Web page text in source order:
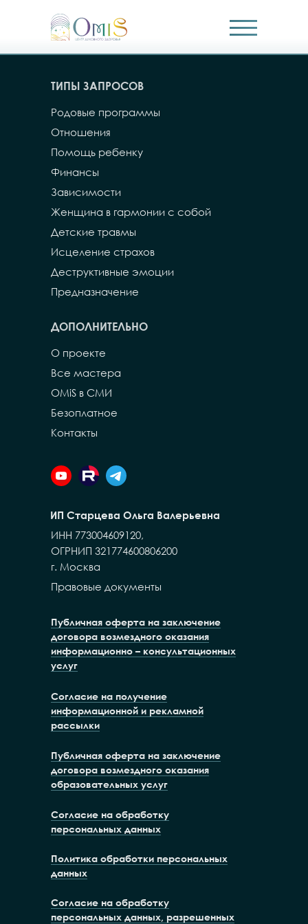
О проекте
Безоплатное
Контакты
ДОПОЛНИТЕЛЬНО
Родовые программы
Отношения
Помощь ребенку
Финансы
ТИПЫ ЗАПРОСОВ
Женщина в гармонии с собой
Детские травмы
Исцеление страхов
Деструктивные эмоции
Зависимости
Публичная оферта на заключение
договора возмездного оказания
информационно – консультационных
услуг
Публичная оферта на заключение
договора возмездного оказания
образовательных услуг
Политика обработки персональных
данных
Согласие на обработку
персональных данных
Согласие на получение
информационной и рекламной
рассылки
Согласие на обработку
персональных данных, разрешенных
OMiS в СМИ
Правовые документы
ИНН 773004609120,
ОГРНИП 321774600806200
г. Москва
ИП Старцева Ольга Валерьевна
Предназначение
Все мастера